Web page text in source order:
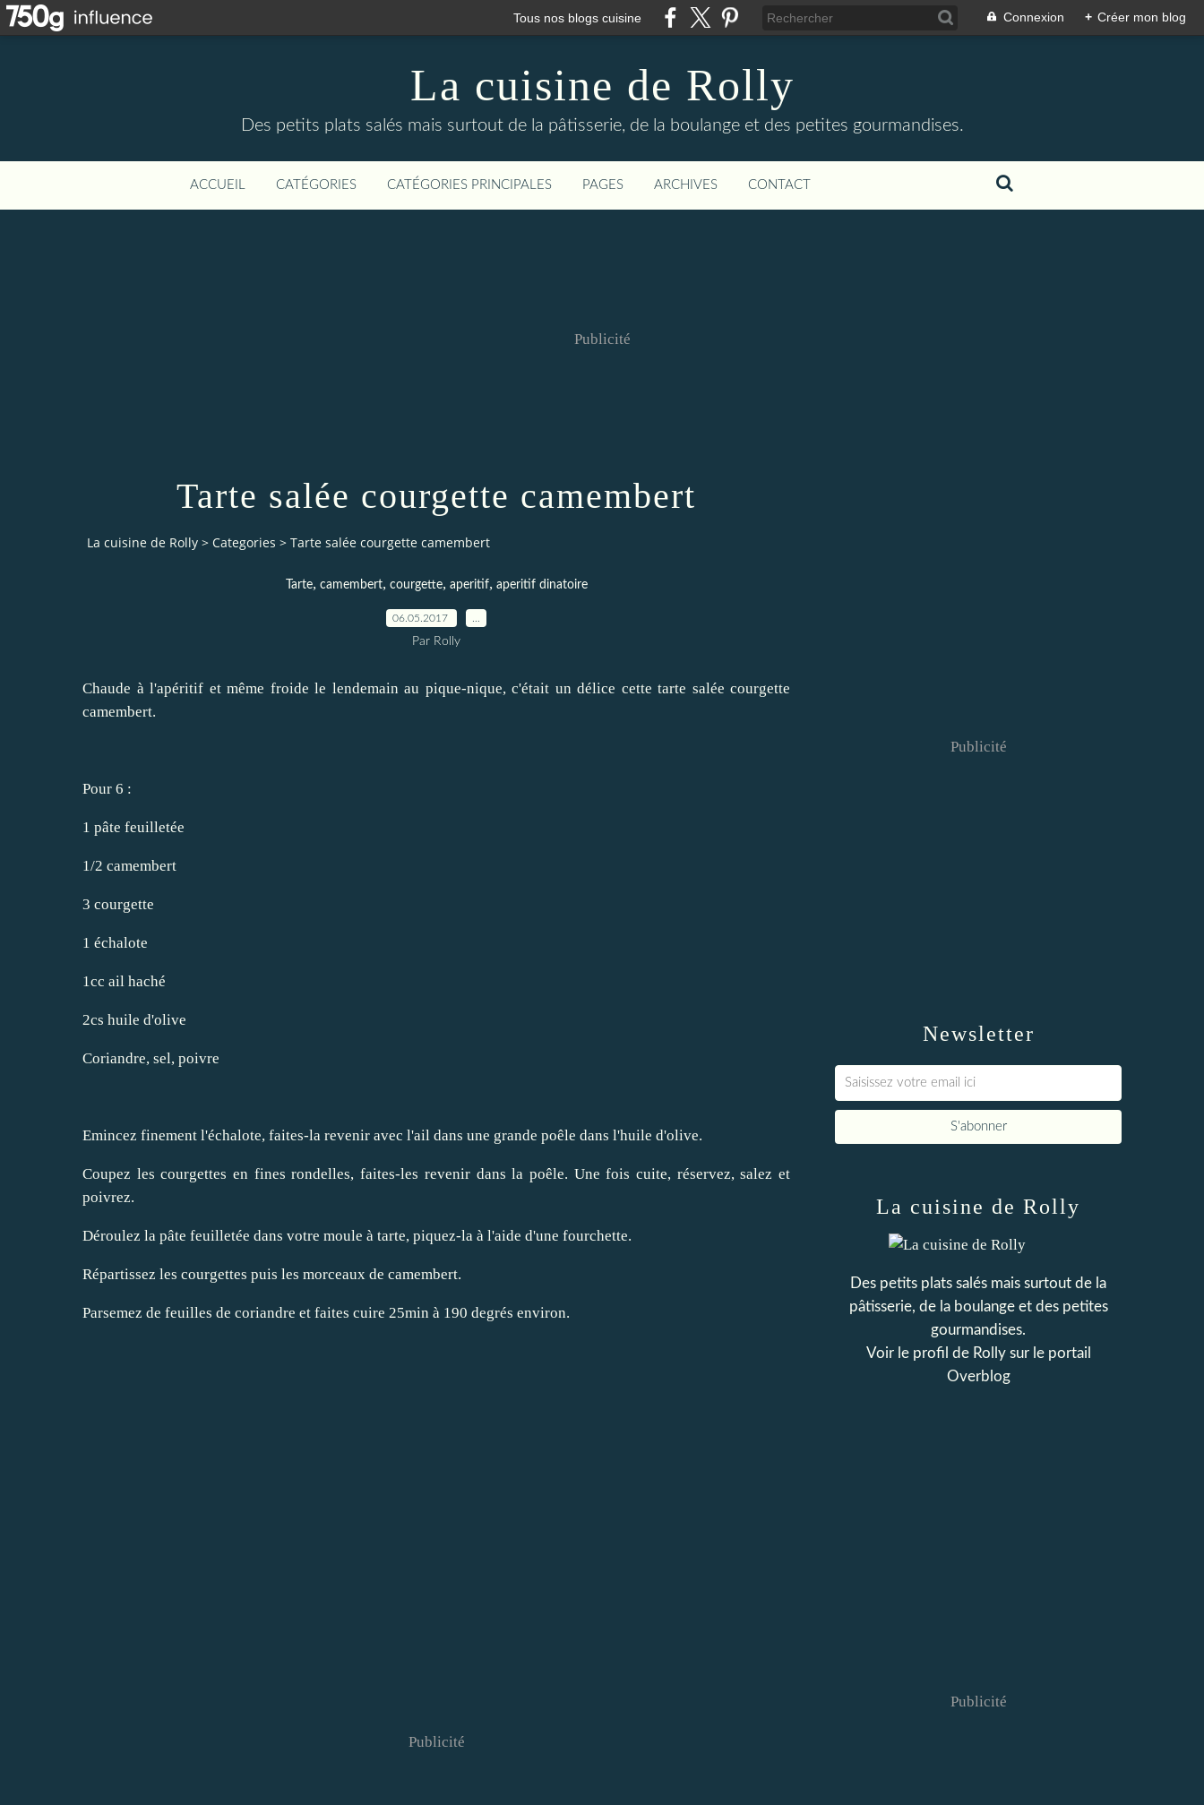
Tous nos blogs cuisine Connexion + Créer mon blog
La cuisine de Rolly
Des petits plats salés mais surtout de la pâtisserie, de la boulange et des petites gourmandises.
ACCUEIL CATÉGORIES CATÉGORIES PRINCIPALES PAGES ARCHIVES CONTACT
Publicité
Tarte salée courgette camembert
La cuisine de Rolly > Categories > Tarte salée courgette camembert
Tarte, camembert, courgette, aperitif, aperitif dinatoire
06.05.2017
Par Rolly
Chaude à l'apéritif et même froide le lendemain au pique-nique, c'était un délice cette tarte salée courgette
camembert.
Pour 6 :
1 pâte feuilletée
1/2 camembert
3 courgette
1 échalote
1cc ail haché
2cs huile d'olive
Coriandre, sel, poivre
Emincez finement l'échalote, faites-la revenir avec l'ail dans une grande poêle dans l'huile d'olive.
Coupez les courgettes en fines rondelles, faites-les revenir dans la poêle. Une fois cuite, réservez, salez et
poivrez.
Déroulez la pâte feuilletée dans votre moule à tarte, piquez-la à l'aide d'une fourchette.
Répartissez les courgettes puis les morceaux de camembert.
Parsemez de feuilles de coriandre et faites cuire 25min à 190 degrés environ.
Publicité
Newsletter
Publicité
La cuisine de Rolly
Des petits plats salés mais surtout de la
pâtisserie, de la boulange et des petites
gourmandises.
Voir le profil de Rollysur le portail
Overblog
Publicité